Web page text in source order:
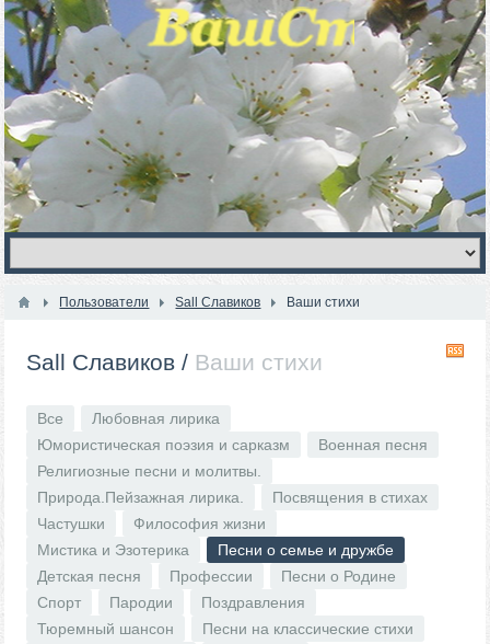
Пользователи Sall Славиков Ваши стихи
Sall Славиков / Ваши стихи
Все
Любовная лирика
Юмористическая поэзия и сарказм
Военная песня
Религиозные песни и молитвы.
Природа.Пейзажная лирика.
Посвящения в стихах
Частушки
Философия жизни
Мистика и Эзотерика
Песни о семье и дружбе
Детская песня
Профессии
Песни о Родине
Спорт
Пародии
Поздравления
Тюремный шансон
Песни на классические стихи